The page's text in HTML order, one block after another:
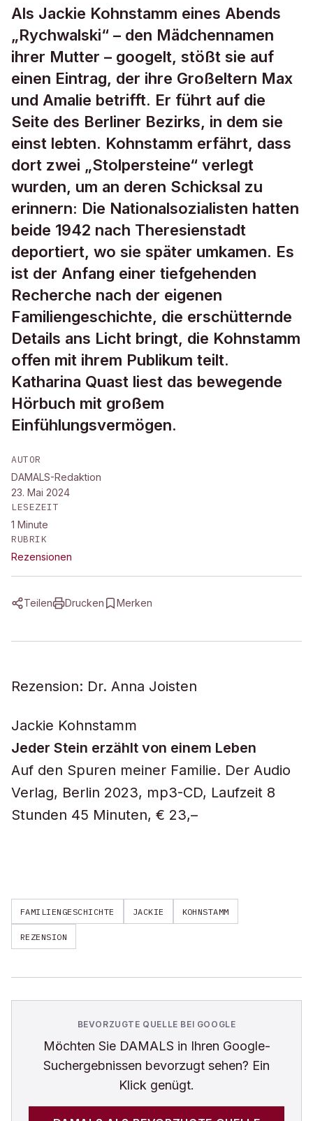
Als Jackie Kohnstamm eines Abends
„Rychwalski“ – den Mädchennamen
ihrer Mutter – googelt, stößt sie auf
einen Eintrag, der ihre Großeltern Max
und Amalie betrifft. Er führt auf die
Seite des Berliner Bezirks, in dem sie
einst lebten. Kohnstamm erfährt, dass
dort zwei „Stolpersteine“ verlegt
wurden, um an deren Schicksal zu
erinnern: Die Nationalsozialisten hatten
beide 1942 nach Theresienstadt
deportiert, wo sie später umkamen. Es
ist der Anfang einer tiefgehenden
Recherche nach der eigenen
Familiengeschichte, die erschütternde
Details ans Licht bringt, die Kohnstamm
offen mit ihrem Publikum teilt.
Katharina Quast liest das bewegende
Hörbuch mit großem
Einfühlungsvermögen.
AUTOR
DAMALS-Redaktion
23. Mai 2024
LESEZEIT
1 Minute
RUBRIK
Rezensionen
Teilen Drucken Merken
Rezension: Dr. Anna Joisten
Jackie Kohnstamm
Jeder Stein erzählt von einem Leben
Auf den Spuren meiner Familie. Der Audio
Verlag, Berlin 2023, mp3-CD, Laufzeit 8
Stunden 45 Minuten, € 23,–
FAMILIENGESCHICHTE JACKIE KOHNSTAMM
REZENSION
BEVORZUGTE QUELLE BEI GOOGLE
Möchten Sie DAMALS in Ihren Google-
Suchergebnissen bevorzugt sehen? Ein
Klick genügt.